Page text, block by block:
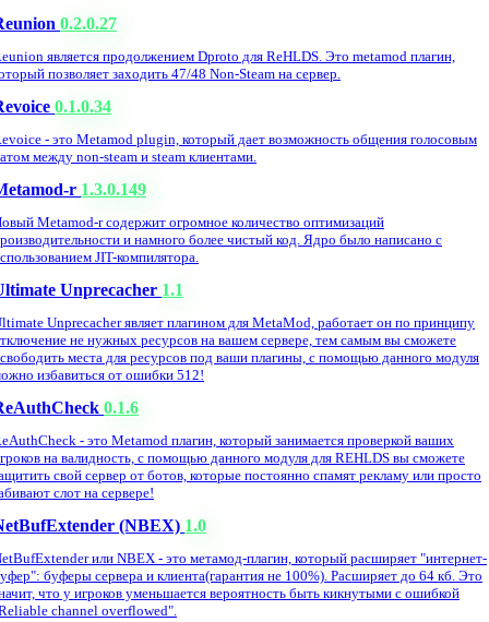
0.2.0.27
является продолжением Dproto для ReHLDS. Это metamod плагин,
позволяет заходить 47/48 Non-Steam на сервер.
0.1.0.34
- это Metamod plugin, который дает возможность общения голосовым
между non-steam и steam клиентами.
r 1.3.0.149
Metamod-r содержит огромное количество оптимизаций
и намного более чистый код. Ядро было написано с
JIT-компилятора.
Unprecacher 1.1
Unprecacher являет плагином для MetaMod, работает он по принципу
не нужных ресурсов на вашем сервере, тем самым вы сможете
места для ресурсов под ваши плагины, с помощью данного модуля
избавиться от ошибки 512!
0.1.6
- это Metamod плагин, который занимается проверкой ваших
на валидность, с помощью данного модуля для REHLDS вы сможете
свой сервер от ботов, которые постоянно спамят рекламу или просто
слот на сервере!
(NBEX) 1.0
или NBEX - это метамод-плагин, который расширяет "интернет-
буферы сервера и клиента(гарантия не 100%). Расширяет до 64 кб. Это
что у игроков уменьшается вероятность быть кикнутыми с ошибкой
channel overflowed".